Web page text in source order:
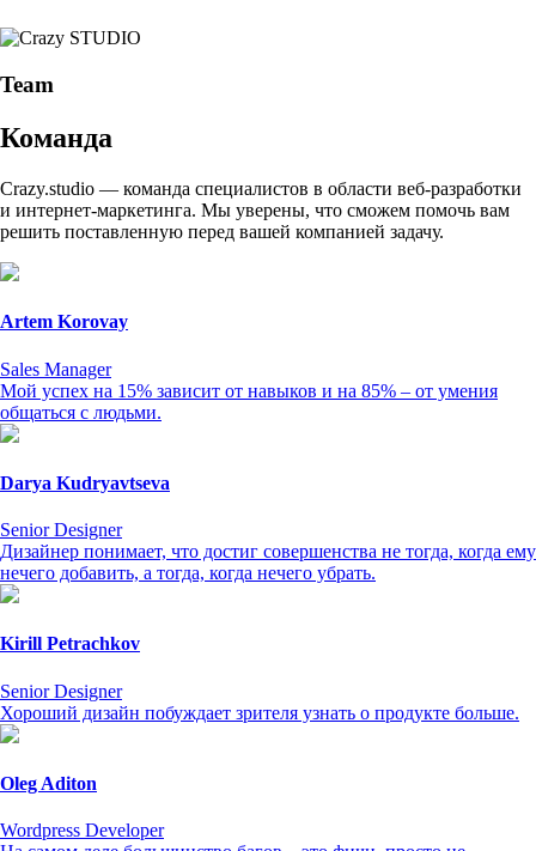
Team
Команда
Crazy.studio — команда специалистов в области веб-разработки
и интернет-маркетинга. Мы уверены, что сможем помочь вам
решить поставленную перед вашей компанией задачу.
Artem Korovay
Sales Manager
Мой успех на 15% зависит от навыков и на 85% – от умения
общаться с людьми.
Darya Kudryavtseva
Senior Designer
Дизайнер понимает, что достиг совершенства не тогда, когда ему
нечего добавить, а тогда, когда нечего убрать.
Kirill Petrachkov
Senior Designer
Хороший дизайн побуждает зрителя узнать о продукте больше.
Oleg Aditon
Wordpress Developer